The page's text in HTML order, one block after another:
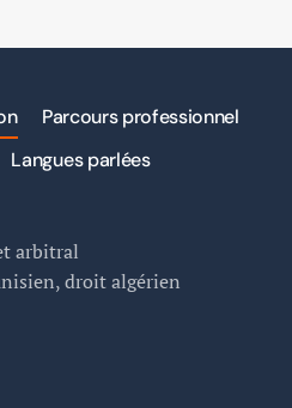
Parcours professionnel
Langues parlées
arbitral
droit algérien